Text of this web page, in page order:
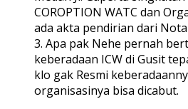
COROPTION WATC dan
ada akta pendirian dari
3. Apa pak Nehe pernah
keberadaan ICW di Gusit
klo gak Resmi
organisasinya bisa dicabut.